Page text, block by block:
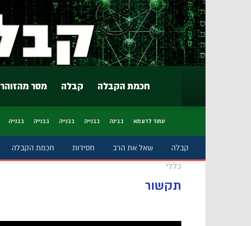
מסר מהזוהר קבלה חכמת הקבלה
עמוד לדוגמא בבינה בבנייה בבנייה בבנייה בבנייה
קבלה שאל את הרב חסידות חכמת הקבלה
כללי
תקשור